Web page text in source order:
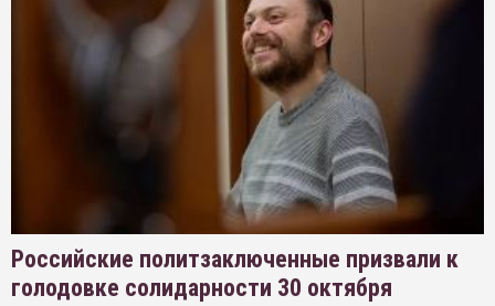
Российские политзаключенные призвали к
голодовке солидарности 30 октября